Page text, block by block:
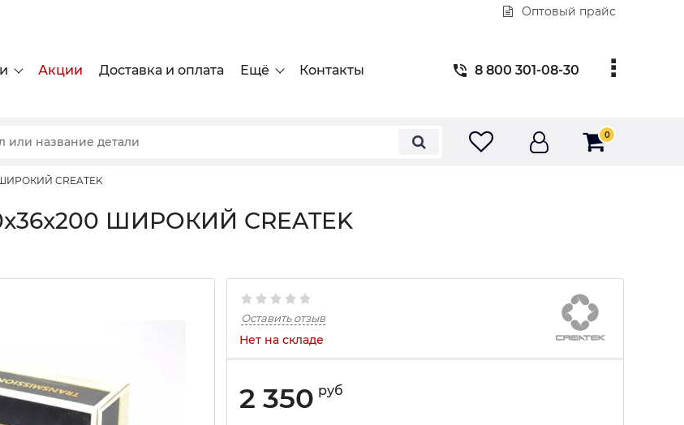
Оптовый прайс
Акции Доставка и оплата Ещё Контакты 8 800 301-08-30
0
CREATEK
ШИРОКИЙ CREATEK
Оставить отзыв
Нет на складе
2 350 руб